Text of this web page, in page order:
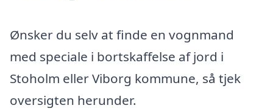
Ønsker du selv at finde en vognmand
med speciale i bortskaffelse af jord i
Stoholm eller Viborg kommune, så tjek
oversigten herunder.